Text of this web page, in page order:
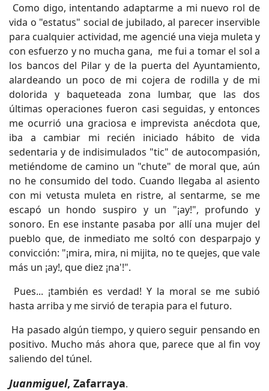
Como digo, intentando adaptarme a mi nuevo rol de
vida o "estatus" social de jubilado, al parecer inservible
para cualquier actividad, me agencié una vieja muleta y
con esfuerzo y no mucha gana, me fui a tomar el sol a
los bancos del Pilar y de la puerta del Ayuntamiento,
alardeando un poco de mi cojera de rodilla y de mi
dolorida y baqueteada zona lumbar, que las dos
últimas operaciones fueron casi seguidas, y entonces
me ocurrió una graciosa e imprevista anécdota que,
iba a cambiar mi recién iniciado hábito de vida
sedentaria y de indisimulados "tic" de autocompasión,
metiéndome de camino un "chute" de moral que, aún
no he consumido del todo. Cuando llegaba al asiento
con mi vetusta muleta en ristre, al sentarme, se me
escapó un hondo suspiro y un "¡ay!", profundo y
sonoro. En ese instante pasaba por allí una mujer del
pueblo que, de inmediato me soltó con desparpajo y
convicción: "¡mira, mira, ni mijita, no te quejes, que vale
más un ¡ay!, que diez ¡na'!".
Pues... ¡también es verdad! Y la moral se me subió
hasta arriba y me sirvió de terapia para el futuro.
Ha pasado algún tiempo, y quiero seguir pensando en
positivo. Mucho más ahora que, parece que al fin voy
saliendo del túnel.
Juanmiguel, Zafarraya.